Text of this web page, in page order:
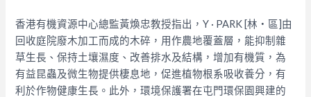
香港有機資源中心總監黃煥忠教授指出，Y · PARK [林‧區]由
回收庭院廢木加工而成的木碎，用作農地覆蓋層，能抑制雜
草生長、保持土壤濕度、改善排水及結構，增加有機質，為
有益昆蟲及微生物提供棲息地，促進植物根系吸收養分，有
利於作物健康生長。此外，環境保護署在屯門環保園興建的